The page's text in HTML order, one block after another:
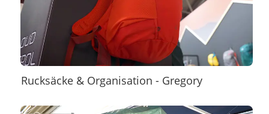
Rucksäcke & Organisation - Gregory